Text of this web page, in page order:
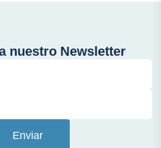
nuestro Newsletter
Enviar